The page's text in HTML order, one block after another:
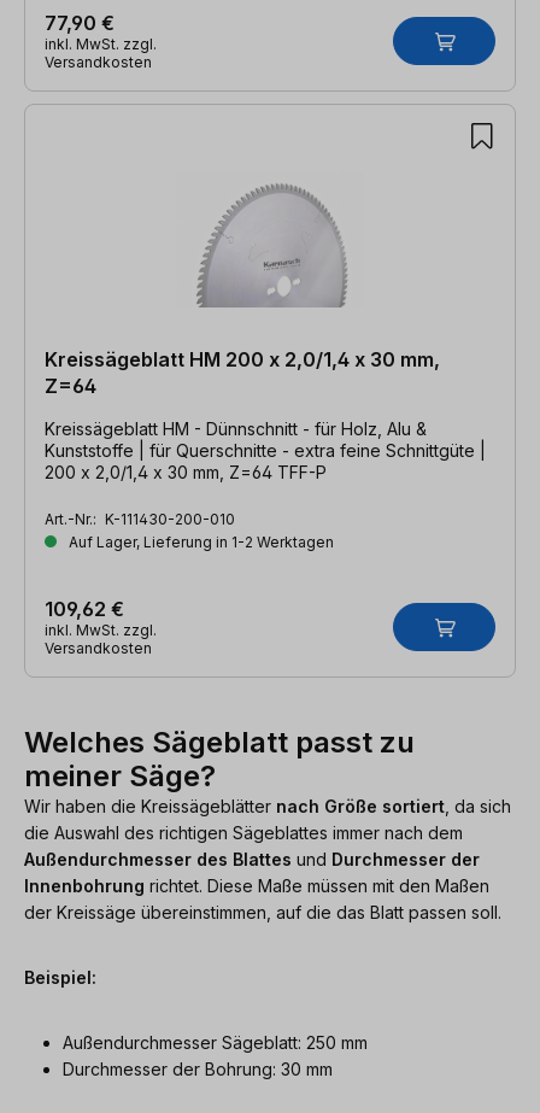
77,90 €
inkl. MwSt. zzgl.
Versandkosten
Kreissägeblatt HM 200 x 2,0/1,4 x 30 mm,
Z=64
Kreissägeblatt HM - Dünnschnitt - für Holz, Alu &
Kunststoffe | für Querschnitte - extra feine Schnittgüte |
200 x 2,0/1,4 x 30 mm, Z=64 TFF-P
Art.-Nr.: K-111430-200-010
Auf Lager, Lieferung in 1-2 Werktagen
109,62 €
inkl. MwSt. zzgl.
Versandkosten
Welches Sägeblatt passt zu
meiner Säge?
Wir haben die Kreissägeblätter nach Größe sortiert , da sich
die Auswahl des richtigen Sägeblattes immer nach dem
Außendurchmesser des Blattes und Durchmesser der
Innenbohrung richtet. Diese Maße müssen mit den Maßen
der Kreissäge übereinstimmen, auf die das Blatt passen soll.
Beispiel:
Außendurchmesser Sägeblatt: 250 mm
Durchmesser der Bohrung: 30 mm